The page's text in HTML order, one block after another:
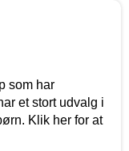
som har
et stort udvalg i
Klik her for at